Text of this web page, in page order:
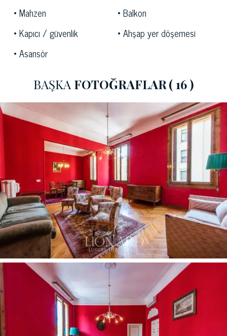
çok kolay.
Mahzen
Balkon
Kapıcı / güvenlik
Ahşap yer döşemesi
Asansör
BAŞKA FOTOĞRAFLAR( 16 )